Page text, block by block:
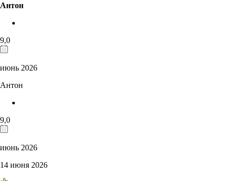
Антон
9,0
июнь 2026
Антон
9,0
июнь 2026
14 июня 2026